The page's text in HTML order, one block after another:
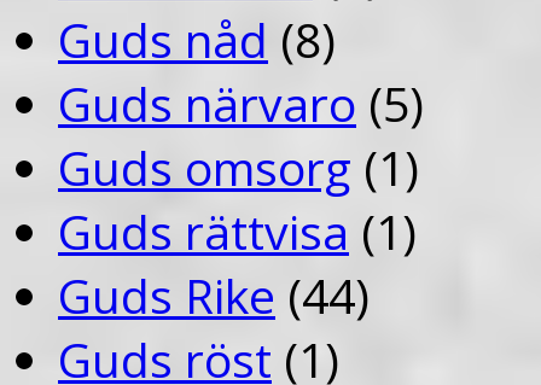
Guds nåd (8)
Guds närvaro (5)
Guds omsorg (1)
Guds rättvisa (1)
Guds Rike (44)
Guds röst (1)